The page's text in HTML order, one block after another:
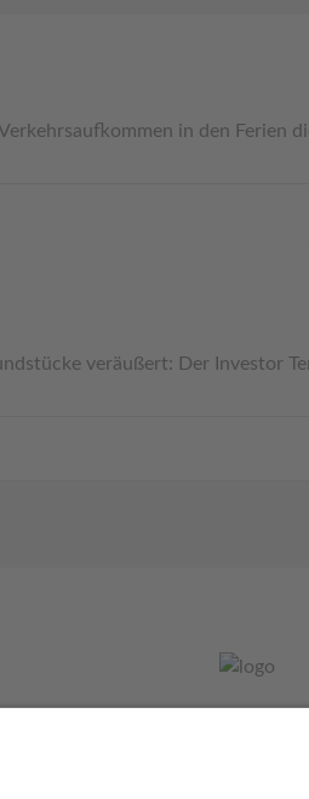
in den Ferien
veräußert: Der Investor